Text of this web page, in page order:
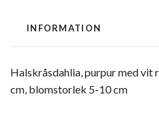
INFORMATION
Halskråsdahlia, purpur med vit
cm, blomstorlek 5-10 cm